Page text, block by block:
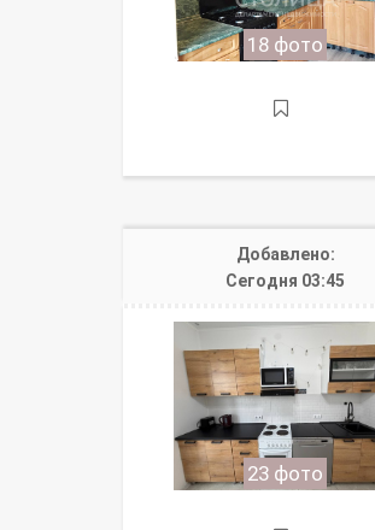
18 фото
Добавлено:
Сегодня 03:45
23 фото